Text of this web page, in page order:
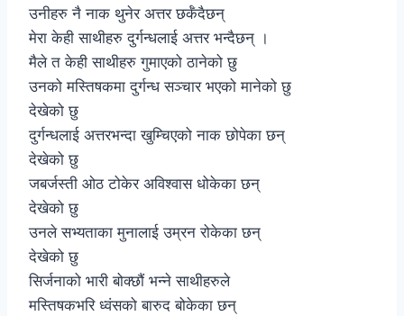
उनीहरु नै नाक थुनेर अत्तर छर्कँदैछन्
मेरा केही साथीहरु दुर्गन्धलाई अत्तर भन्दैछन् ।
मैले त केही साथीहरु गुमाएको ठानेको छु
उनको मस्तिषकमा दुर्गन्ध सञ्चार भएको मानेको छु
देखेको छु
दुर्गन्धलाई अत्तरभन्दा खुम्चिएको नाक छोपेका छन्
देखेको छु
जबर्जस्ती ओठ टोकेर अविश्वास धोकेका छन्
देखेको छु
उनले सभ्यताका मुनालाई उम्रन रोकेका छन्
देखेको छु
सिर्जनाको भारी बोक्छौं भन्ने साथीहरुले
मस्तिषकभरि ध्वंसको बारुद बोकेका छन्